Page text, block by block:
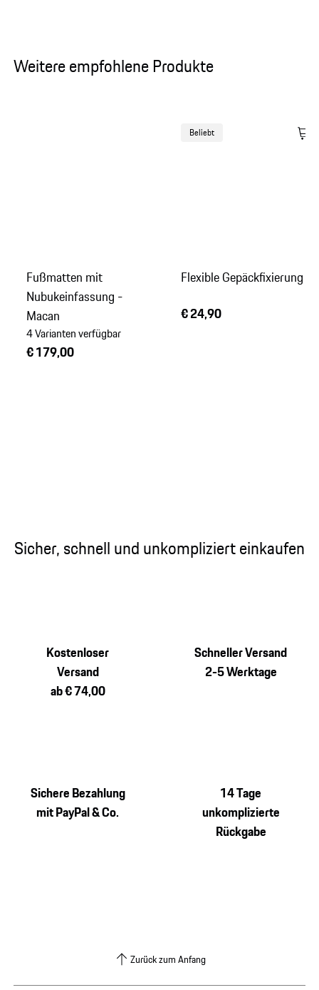
Weitere empfohlene Produkte
Fußmatten mit
Nubukeinfassung -
Macan
4 Varianten verfügbar
€ 179,00
Beliebt
Flexible Gepäckfixierung
€ 24,90
Sicher, schnell und unkompliziert einkaufen
Kostenloser
Versand
ab € 74,00
Schneller Versand
2-5 Werktage
Sichere Bezahlung
mit PayPal & Co.
14 Tage
unkomplizierte
Rückgabe
Zurück zum Anfang